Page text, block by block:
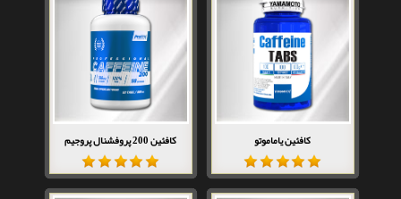
کافئین یاماموتو کافئین 200 پروفشنال پروجیم